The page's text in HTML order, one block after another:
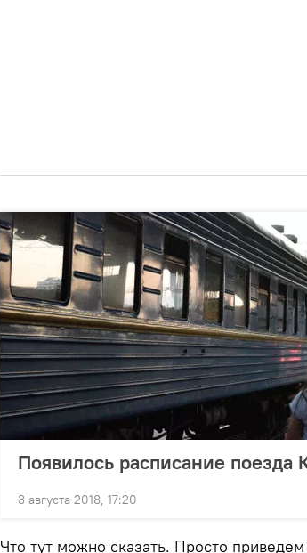
Появилось расписание поезда
3 августа 2018, 17:20
Что тут можно сказать. Просто